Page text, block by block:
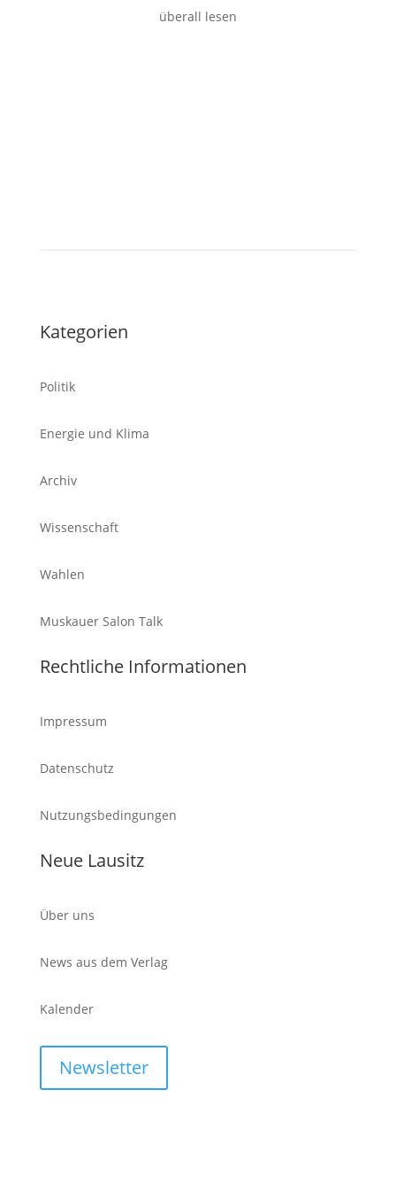
überall lesen
Kategorien
Politik
Energie und Klima
Archiv
Wissenschaft
Wahlen
Muskauer Salon Talk
Rechtliche Informationen
Impressum
Datenschutz
Nutzungsbedingungen
Neue Lausitz
Über uns
News aus dem Verlag
Kalender
Newsletter